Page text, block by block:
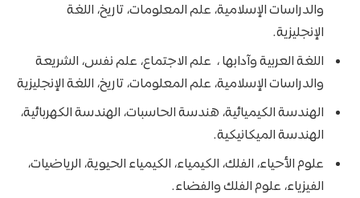
والدراسات الإسلامية، علم المعلومات، تاريخ، اللغة
الإنجليزية.
اللغة العربية وآدابها ، علم الاجتماع، علم نفس، الشريعة
والدراسات الإسلامية، علم المعلومات، تاريخ، اللغة الإنجليزية
الهندسة الكيميائية، هندسة الحاسبات، الهندسة الكهربائية،
الهندسة الميكانيكية.
علوم الأحياء، الفلك، الكيمياء، الكيمياء الحيوية، الرياضيات،
الفيزياء، علوم الفلك والفضاء.